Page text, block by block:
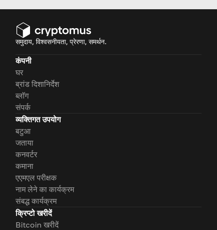
समुदाय, विश्वसनीयता, प्रेरणा, समर्थन.
कंपनी
घर
ब्रांड दिशानिर्देश
ब्लॉग
संपर्क
व्यक्तिगत उपयोग
बटुआ
जताया
कनवर्टर
कमाना
एएमएल परीक्षक
नाम लेने का कार्यक्रम
संबद्ध कार्यक्रम
क्रिप्टो खरीदें
Bitcoin खरीदें